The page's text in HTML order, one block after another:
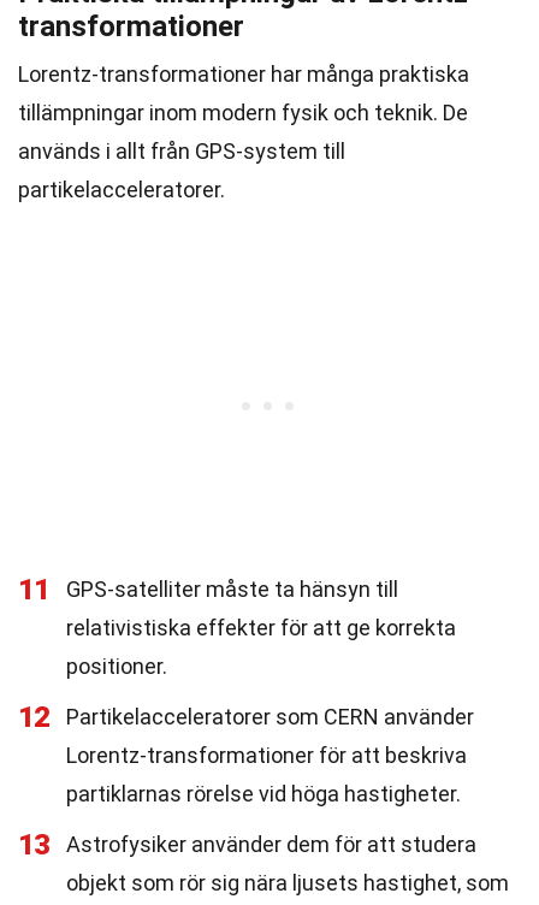
transformationer
Lorentz-transformationer har många praktiska
tillämpningar inom modern fysik och teknik. De
används i allt från GPS-system till
partikelacceleratorer.
11
GPS-satelliter måste ta hänsyn till
relativistiska effekter för att ge korrekta
positioner.
12
Partikelacceleratorer som CERN använder
Lorentz-transformationer för att beskriva
partiklarnas rörelse vid höga hastigheter.
13
Astrofysiker använder dem för att studera
objekt som rör sig nära ljusets hastighet, som